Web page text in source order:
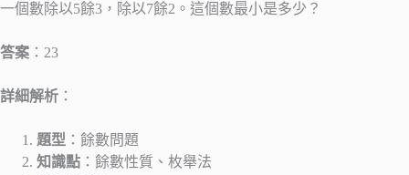
一個數除以5餘3，除以7餘2。這個數最小是多少？
答案 ：23
詳細解析 ：
題型 ：餘數問題
知識點 ：餘數性質、枚舉法